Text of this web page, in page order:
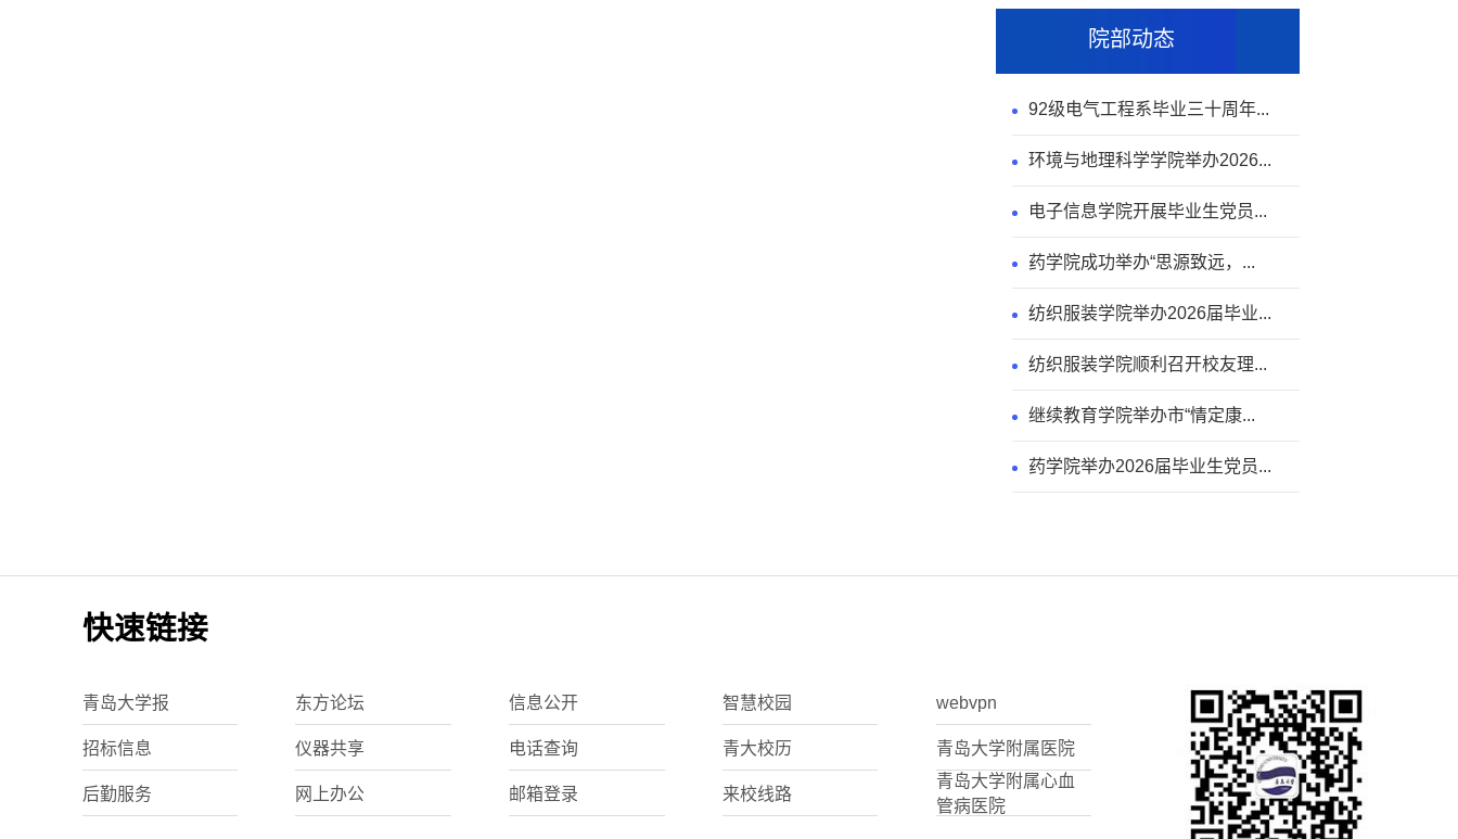
院部动态
92级电气工程系毕业三十周年...
环境与地理科学学院举办2026...
电子信息学院开展毕业生党员...
药学院成功举办“思源致远，...
纺织服装学院举办2026届毕业...
纺织服装学院顺利召开校友理...
继续教育学院举办市“情定康...
药学院举办2026届毕业生党员...
快速链接
青岛大学报 东方论坛 信息公开 智慧校园 webvpn
招标信息 仪器共享 电话查询 青大校历 青岛大学附属医院
后勤服务 网上办公 邮箱登录 来校线路
青岛大学附属心血
管病医院